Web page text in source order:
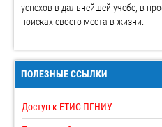
успехов в дальнейшей учебе, в
поисках своего места в жизни.
ПОЛЕЗНЫЕ ССЫЛКИ
Доступ к ЕТИС ПГНИУ